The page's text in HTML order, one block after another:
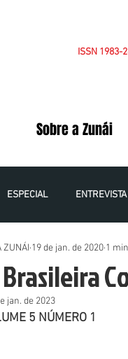
ISSN 1983-
Sobre a Zunái
ESPECIAL ENTREVISTA
DA PALESTINA
VOLUME 7 NÚMERO
ZUNÁI 19 de jan. de 2020 1
jan. de 2023
5 NÚMERO 1